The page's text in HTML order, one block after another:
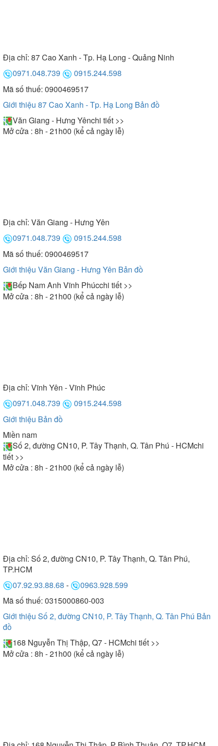
Địa chỉ: 87 Cao Xanh - Tp. Hạ Long - Quảng Ninh
0971.048.739
0915.244.598
Mã số thuế: 0900469517
Giới thiệu 87 Cao Xanh - Tp. Hạ Long Bản đồ
Văn Giang - Hưng Yênchi tiết >>
Mở cửa : 8h - 21h00 (kể cả ngày lễ)
Địa chỉ: Văn Giang - Hưng Yên
0971.048.739
0915.244.598
Mã số thuế: 0900469517
Giới thiệu Văn Giang - Hưng Yên Bản đồ
Bếp Nam Anh Vĩnh Phúcchi tiết >>
Mở cửa : 8h - 21h00 (kể cả ngày lễ)
Địa chỉ: Vĩnh Yên - Vĩnh Phúc
0971.048.739
0915.244.598
Giới thiệu Bản đồ
Miền nam
Số 2, đường CN10, P. Tây Thạnh, Q. Tân Phú - HCMchi
tiết >>
Mở cửa : 8h - 21h00 (kể cả ngày lễ)
Địa chỉ: Số 2, đường CN10, P. Tây Thạnh, Q. Tân Phú,
TP.HCM
07.92.93.88.68 -
0963.928.599
Mã số thuế: 0315000860-003
Giới thiệu Số 2, đường CN10, P. Tây Thạnh, Q. Tân Phú Bản
đồ
168 Nguyễn Thị Thập, Q7 - HCMchi tiết >>
Mở cửa : 8h - 21h00 (kể cả ngày lễ)